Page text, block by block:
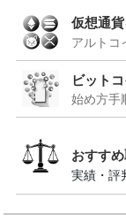
仮想通
アルトコ
ビット
始め方手
おすす
実績・評